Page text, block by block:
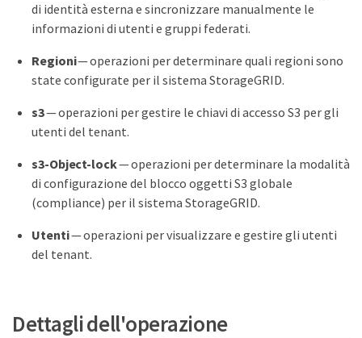
di identità esterna e sincronizzare manualmente le
informazioni di utenti e gruppi federati.
Regioni— operazioni per determinare quali regioni sono
state configurate per il sistema StorageGRID.
s3— operazioni per gestire le chiavi di accesso S3 per gli
utenti del tenant.
s3-Object-lock— operazioni per determinare la modalità
di configurazione del blocco oggetti S3 globale
(compliance) per il sistema StorageGRID.
Utenti— operazioni per visualizzare e gestire gli utenti
del tenant.
Dettagli dell'operazione